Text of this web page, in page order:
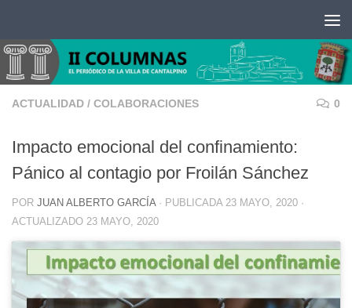
ACTUALIDAD / COLABORACIONES 0
Impacto emocional del confinamiento:
Pánico al contagio por Froilán Sánchez
POR JUAN ALBERTO GARCÍA · PUBLICADA 23 MAYO, 2020 ·
ACTUALIZADO 23 MAYO, 2020